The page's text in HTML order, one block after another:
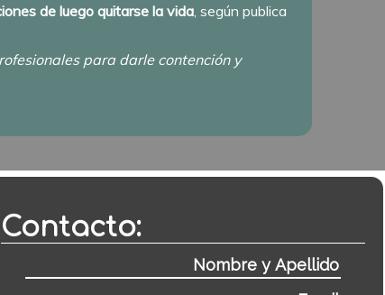
de luego quitarse la vida , según publica
para darle contención y
Contacto: